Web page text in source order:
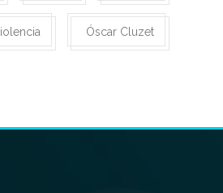
Óscar Cluzet